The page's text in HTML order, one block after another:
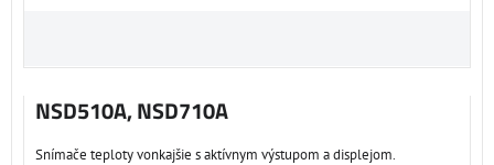
NSD510A, NSD710A
Snímače teploty vonkajšie s aktívnym výstupom a displejom.